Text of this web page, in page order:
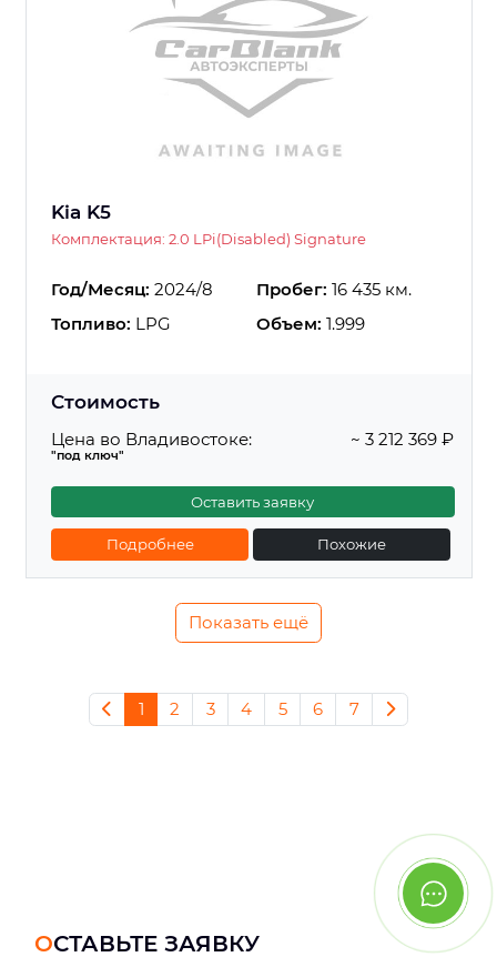
Kia K5
Комплектация: 2.0 LPi(Disabled) Signature
Год/Месяц: 2024/8 Пробег: 16 435 км.
Топливо: LPG Объем: 1.999
Стоимость
Цена во Владивостоке:
"под ключ"
~ 3 212 369 ₽
Оставить заявку
Подробнее Похожие
Показать ещё
1 2 3 4 5 6 7
ОСТАВЬТЕ ЗАЯВКУ